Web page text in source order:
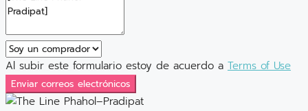
Al subir este formulario estoy de acuerdo a Terms of Use
Enviar correos electrónicos